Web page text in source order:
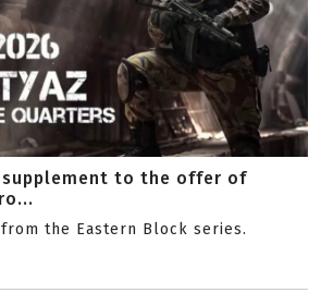
supplement to the offer of
the Eastern Block series.